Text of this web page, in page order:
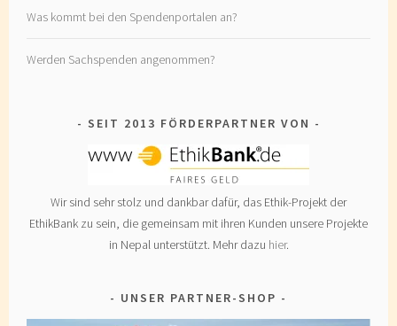
Was kommt bei den Spendenportalen an?
Werden Sachspenden angenommen?
SEIT 2013 FÖRDERPARTNER VON
Wir sind sehr stolz und dankbar dafür, das Ethik-Projekt der
EthikBank zu sein, die gemeinsam mit ihren Kunden unsere Projekte
in Nepal unterstützt. Mehr dazu hier.
UNSER PARTNER-SHOP